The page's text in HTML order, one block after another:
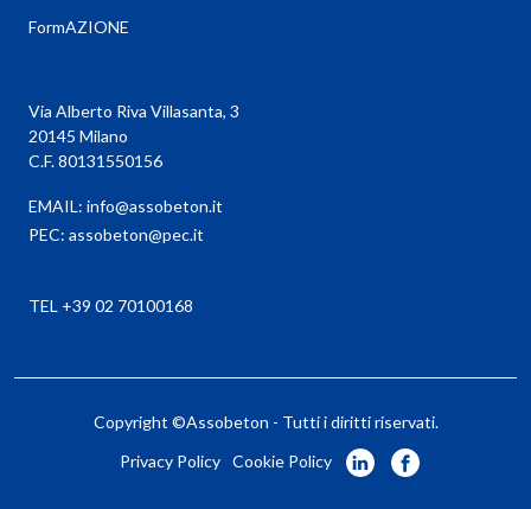
FormAZIONE
Via Alberto Riva Villasanta, 3
20145 Milano
C.F. 80131550156
EMAIL: info@assobeton.it
PEC: assobeton@pec.it
TEL +39 02 70100168
Copyright ©Assobeton - Tutti i diritti riservati.
Privacy Policy Cookie Policy